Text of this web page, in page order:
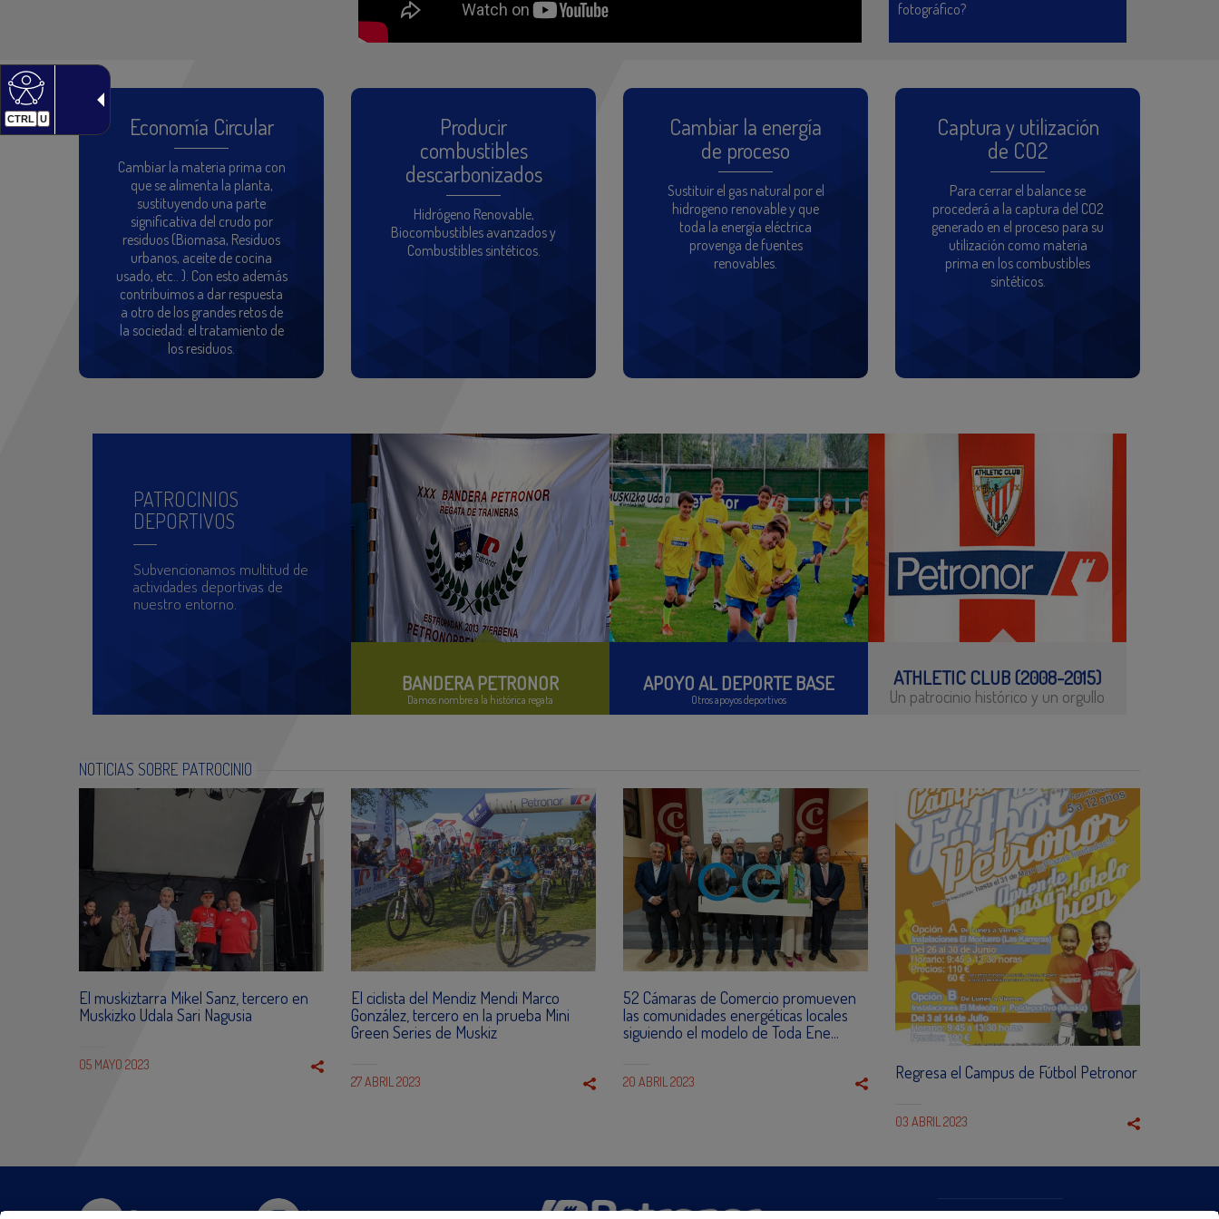
CTRL U
fotográfico?
Economía Circular
Cambiar la materia prima con
que se alimenta la planta,
sustituyendo una parte
significativa del crudo por
residuos (Biomasa, Residuos
urbanos, aceite de cocina
usado, etc.. ). Con esto además
contribuimos a dar respuesta
a otro de los grandes retos de
la sociedad: el tratamiento de
los residuos.
Producir
combustibles
descarbonizados
Hidrógeno Renovable,
Biocombustibles avanzados y
Combustibles sintéticos.
Cambiar la energía
de proceso
Sustituir el gas natural por el
hidrogeno renovable y que
toda la energía eléctrica
provenga de fuentes
renovables.
Captura y utilización
de CO2
Para cerrar el balance se
procederá a la captura del CO2
generado en el proceso para su
utilización como materia
prima en los combustibles
sintéticos.
PATROCINIOS
DEPORTIVOS
Subvencionamos multitud de
actividades deportivas de
nuestro entorno.
BANDERA PETRONOR
Damos nombre a la histórica regata
APOYO AL DEPORTE BASE
Otros apoyos deportivos
ATHLETIC CLUB (2008-2015)
Un patrocinio histórico y un orgullo
NOTICIAS SOBRE PATROCINIO
El muskiztarra Mikel Sanz, tercero en
Muskizko Udala Sari Nagusia
05 MAYO 2023
El ciclista del Mendiz Mendi Marco
González, tercero en la prueba Mini
Green Series de Muskiz
27 ABRIL 2023
52 Cámaras de Comercio promueven
las comunidades energéticas locales
siguiendo el modelo de Toda Ene...
20 ABRIL 2023 Regresa el Campus de Fútbol Petronor
03 ABRIL 2023
Twitter Instagram